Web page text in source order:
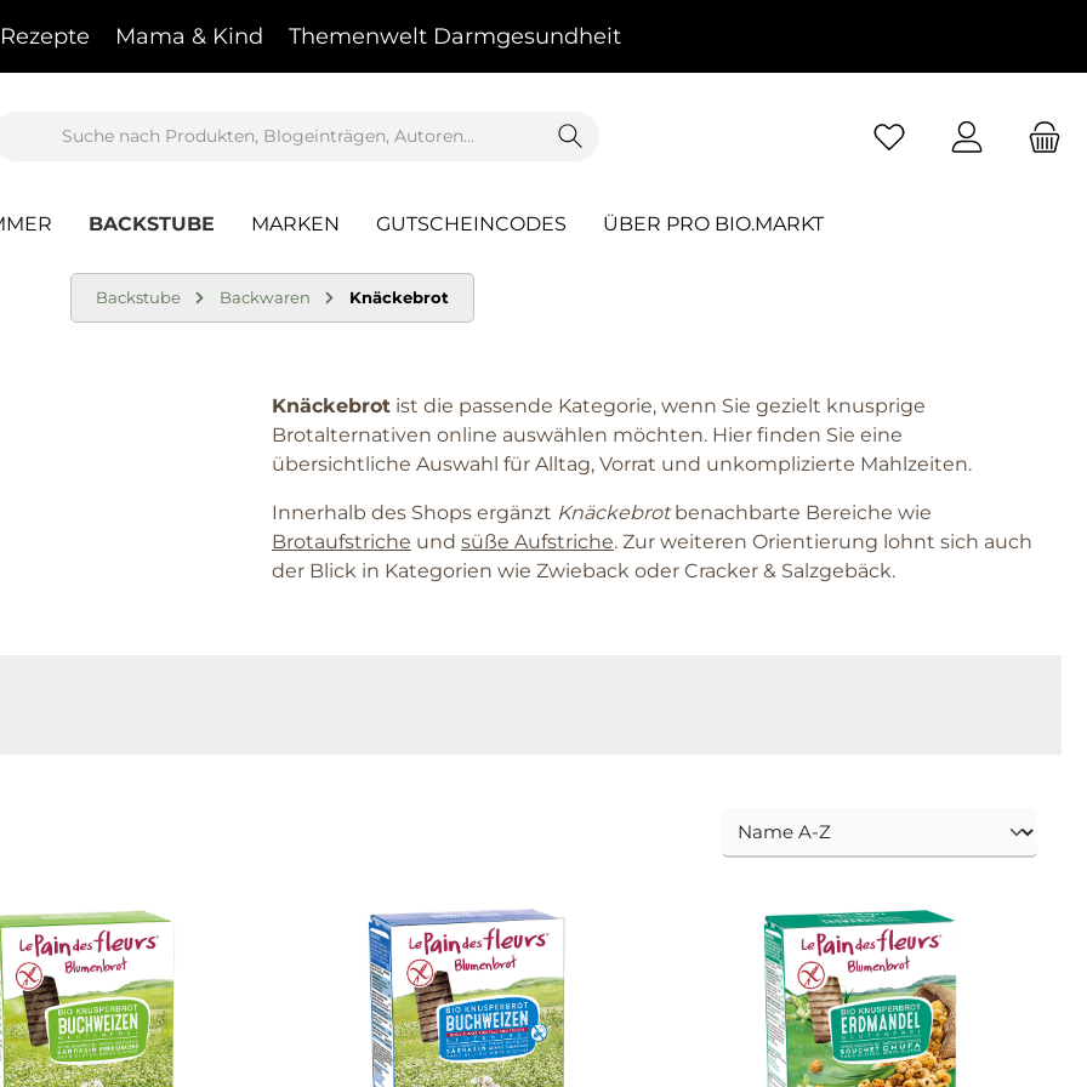
Rezepte Mama & Kind Themenwelt Darmgesundheit
BACKSTUBE MARKEN GUTSCHEINCODES ÜBER PRO BIO.MARKT
Backstube Backwaren Knäckebrot
Knäckebrot ist die passende Kategorie, wenn Sie gezielt knusprige
Brotalternativen online auswählen möchten. Hier finden Sie eine
übersichtliche Auswahl für Alltag, Vorrat und unkomplizierte Mahlzeiten.
Innerhalb des Shops ergänzt Knäckebrotbenachbarte Bereiche wie
Brotaufstriche und süße Aufstriche. Zur weiteren Orientierung lohnt sich auch
der Blick in Kategorien wie Zwieback oder Cracker & Salzgebäck.